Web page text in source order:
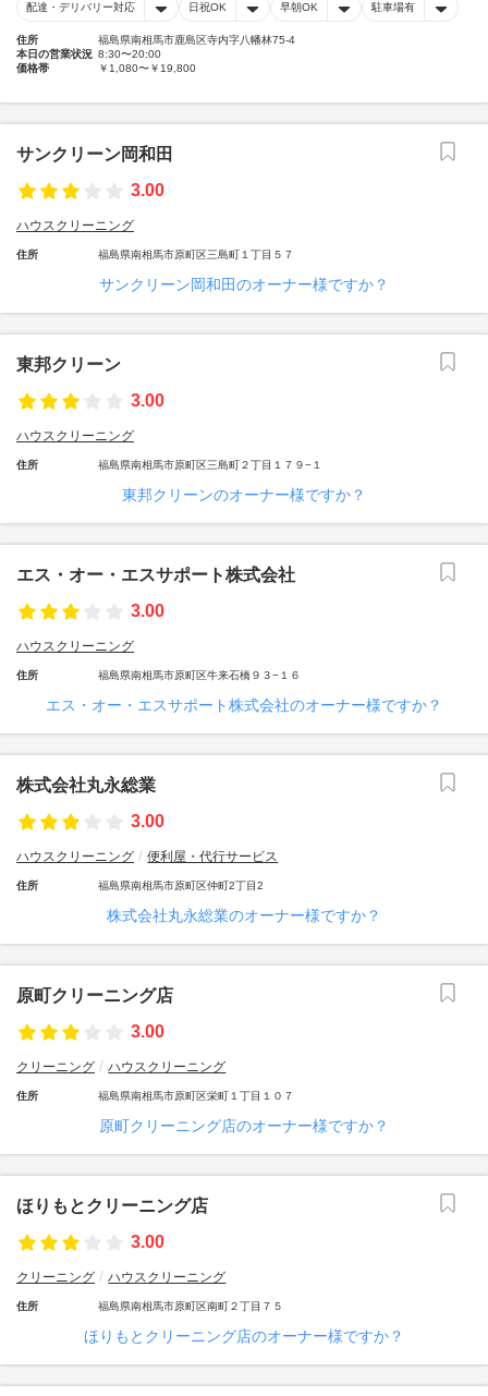
配達・デリバリー対応 日祝OK 早朝OK 駐車場有
住所
福島県南相馬市鹿島区寺内字八幡林75-4
本日の営業状況 8:30〜20:00
価格帯
￥1,080〜￥19,800
サンクリーン岡和田
3.00
ハウスクリーニング
住所 福島県南相馬市原町区三島町１丁目５７
サンクリーン岡和田のオーナー様ですか？
東邦クリーン
3.00
ハウスクリーニング
住所 福島県南相馬市原町区三島町２丁目１７９−１
東邦クリーンのオーナー様ですか？
エス・オー・エスサポート株式会社
3.00
ハウスクリーニング
住所 福島県南相馬市原町区牛来石橋９３−１６
エス・オー・エスサポート株式会社のオーナー様ですか？
株式会社丸永総業
3.00
ハウスクリーニング 便利屋・代行サービス
住所 福島県南相馬市原町区仲町2丁目2
株式会社丸永総業のオーナー様ですか？
原町クリーニング店
3.00
クリーニング ハウスクリーニング
住所 福島県南相馬市原町区栄町１丁目１０７
原町クリーニング店のオーナー様ですか？
ほりもとクリーニング店
3.00
クリーニング ハウスクリーニング
住所 福島県南相馬市原町区南町２丁目７５
ほりもとクリーニング店のオーナー様ですか？